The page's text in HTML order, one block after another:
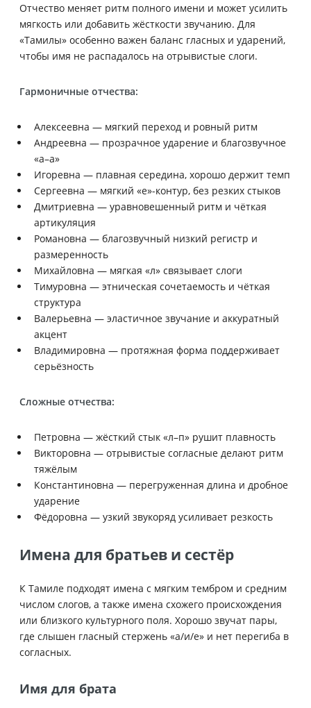
Отчество меняет ритм полного имени и может усилить
мягкость или добавить жёсткости звучанию. Для
«Тамилы» особенно важен баланс гласных и ударений,
чтобы имя не распадалось на отрывистые слоги.
Гармоничные отчества:
Алексеевна — мягкий переход и ровный ритм
Андреевна — прозрачное ударение и благозвучное
«а–а»
Игоревна — плавная середина, хорошо держит темп
Сергеевна — мягкий «е»-контур, без резких стыков
Дмитриевна — уравновешенный ритм и чёткая
артикуляция
Романовна — благозвучный низкий регистр и
размеренность
Михайловна — мягкая «л» связывает слоги
Тимуровна — этническая сочетаемость и чёткая
структура
Валерьевна — эластичное звучание и аккуратный
акцент
Владимировна — протяжная форма поддерживает
серьёзность
Сложные отчества:
Петровна — жёсткий стык «л–п» рушит плавность
Викторовна — отрывистые согласные делают ритм
тяжёлым
Константиновна — перегруженная длина и дробное
ударение
Фёдоровна — узкий звукоряд усиливает резкость
Имена для братьев и сестёр
К Тамиле подходят имена с мягким тембром и средним
числом слогов, а также имена схожего происхождения
или близкого культурного поля. Хорошо звучат пары,
где слышен гласный стержень «а/и/е» и нет перегиба в
согласных.
Имя для брата